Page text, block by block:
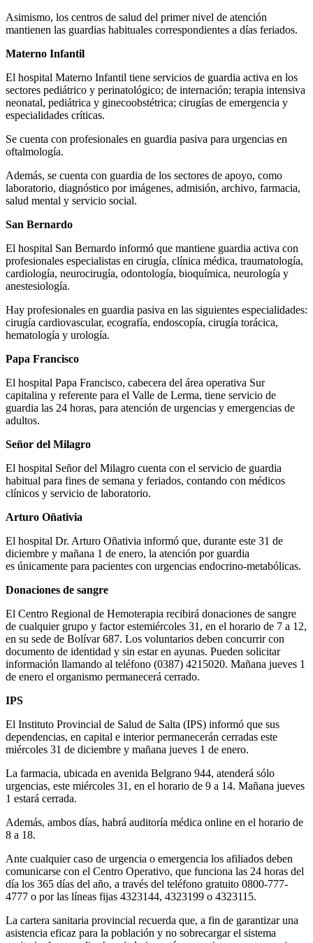
Asimismo, los centros de salud del primer nivel de atención
mantienen las guardias habituales correspondientes a días feriados.
Materno Infantil
El hospital Materno Infantil tiene servicios de guardia activa en los
sectores pediátrico y perinatológico; de internación; terapia intensiva
neonatal, pediátrica y ginecoobstétrica; cirugías de emergencia y
especialidades críticas.
Se cuenta con profesionales en guardia pasiva para urgencias en
oftalmología.
Además, se cuenta con guardia de los sectores de apoyo, como
laboratorio, diagnóstico por imágenes, admisión, archivo, farmacia,
salud mental y servicio social.
San Bernardo
El hospital San Bernardo informó que mantiene guardia activa con
profesionales especialistas en cirugía, clínica médica, traumatología,
cardiología, neurocirugía, odontología, bioquímica, neurología y
anestesiología.
Hay profesionales en guardia pasiva en las siguientes especialidades:
cirugía cardiovascular, ecografía, endoscopía, cirugía torácica,
hematología y urología.
Papa Francisco
El hospital Papa Francisco, cabecera del área operativa Sur
capitalina y referente para el Valle de Lerma, tiene servicio de
guardia las 24 horas, para atención de urgencias y emergencias de
adultos.
Señor del Milagro
El hospital Señor del Milagro cuenta con el servicio de guardia
habitual para fines de semana y feriados, contando con médicos
clínicos y servicio de laboratorio.
Arturo Oñativia
El hospital Dr. Arturo Oñativia informó que, durante este 31 de
diciembre y mañana 1 de enero, la atención por guardia
es únicamente para pacientes con urgencias endocrino-metabólicas.
Donaciones de sangre
El Centro Regional de Hemoterapia recibirá donaciones de sangre
de cualquier grupo y factor estemiércoles 31, en el horario de 7 a 12,
en su sede de Bolívar 687. Los voluntarios deben concurrir con
documento de identidad y sin estar en ayunas. Pueden solicitar
información llamando al teléfono (0387) 4215020. Mañana jueves 1
de enero el organismo permanecerá cerrado.
IPS
El Instituto Provincial de Salud de Salta (IPS) informó que sus
dependencias, en capital e interior permanecerán cerradas este
miércoles 31 de diciembre y mañana jueves 1 de enero.
La farmacia, ubicada en avenida Belgrano 944, atenderá sólo
urgencias, este miércoles 31, en el horario de 9 a 14. Mañana jueves
1 estará cerrada.
Además, ambos días, habrá auditoría médica online en el horario de
8 a 18.
Ante cualquier caso de urgencia o emergencia los afiliados deben
comunicarse con el Centro Operativo, que funciona las 24 horas del
día los 365 días del año, a través del teléfono gratuito 0800-777-
4777 o por las líneas fijas 4323144, 4323199 o 4323115.
La cartera sanitaria provincial recuerda que, a fin de garantizar una
asistencia eficaz para la población y no sobrecargar el sistema